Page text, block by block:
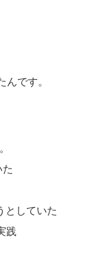
です。
としていた
践